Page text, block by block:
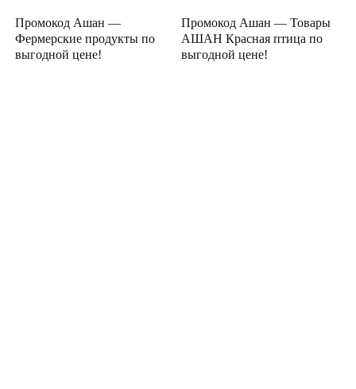
Промокод Ашан —
Фермерские продукты по
выгодной цене!
Промокод Ашан — Товары
АШАН Красная птица по
выгодной цене!